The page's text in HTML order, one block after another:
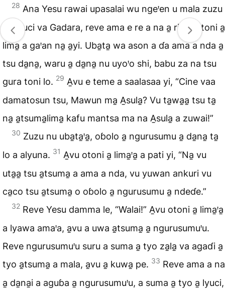
28 Ana Yesu rawai upasalai wu ngeꞌen u mala zuzu
na̱ lyuci va Gadara, reve ama e re a na a̱ ri no otoni a̱
lima̱ a gaꞌan na̱ a̱yi. Uba̱ta̱ wa ason a ɗa ama a nda a̱
tsu da̱na̱, waru a̱ da̱na̱ nu uyoꞌo shi, babu za na tsu
gura toni lo. 29 A̱vu e teme a saalasaa yi, “Cine vaa
damatosun tsu, Mawun ma̱ A̱sula̱? Vu ta̱wa̱a̱ tsu ta̱
na̱ a̱tsuma̱lima̱ kafu mantsa ma na A̱sula̱ a zuwai!”
30 Zuzu nu uba̱ta̱ꞌa̱, oɓolo a̱ ngurusumu a̱ da̱na̱ ta̱
lo a alyuna. 31 A̱vu otoni a̱ lima̱ꞌa̱ a pati yi, “Na̱ vu
uta̱a̱ tsu a̱tsuma̱ a ama a nda, vu yuwan ankuri vu
ca̱co tsu a̱tsuma̱ o oɓolo a̱ ngurusumu a̱ ndeɗe.”
32 Reve Yesu damma le, “Walai!” A̱vu otoni a̱ lima̱ꞌa̱
a lyawa amaꞌa, a̱vu a uwa a̱tsuma̱ a̱ ngurusumuꞌu.
Reve ngurusumuꞌu suru a suma a̱ tyo za̱la̱ va agaɗi a̱
tyo a̱tsuma̱ a mala, a̱vu a̱ kuwa̱ pe. 33 Reve ama a na
a̱ da̱na̱i a aguɓa a̱ ngurusumuꞌu, a suma a̱ tyo a̱ lyuci,